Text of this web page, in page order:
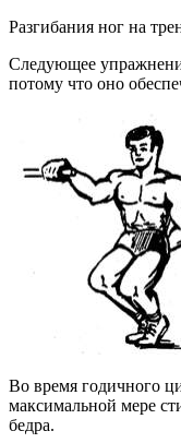
Разгибания ног на
Следующее
потому что оно
Во время годичного
максимальной мере
бедра.